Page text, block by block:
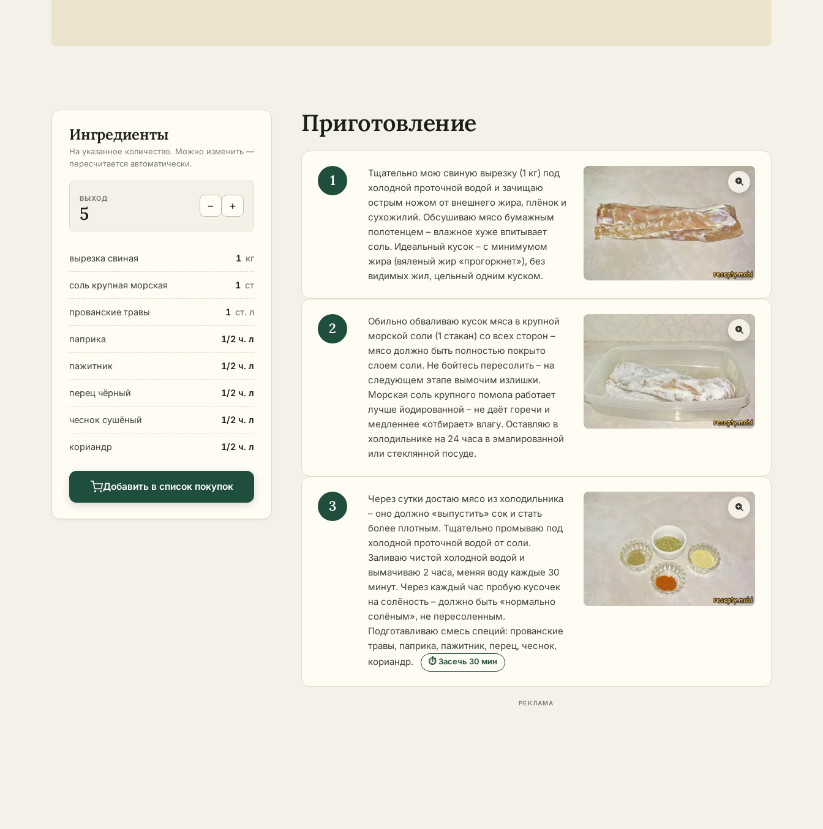
Ингредиенты
На указанное количество. Можно изменить —
пересчитается автоматически.
ВЫХОД
5 − +
вырезка свиная 1 кг
соль крупная морская 1 ст
прованские травы 1 ст. л
паприка 1/2 ч. л
пажитник 1/2 ч. л
перец чёрный 1/2 ч. л
чеснок сушёный 1/2 ч. л
кориандр 1/2 ч. л
Добавить в список покупок
Приготовление
Тщательно мою свиную вырезку (1 кг) под
холодной проточной водой и зачищаю
острым ножом от внешнего жира, плёнок и
сухожилий. Обсушиваю мясо бумажным
полотенцем – влажное хуже впитывает
соль. Идеальный кусок – с минимумом
жира (вяленый жир «прогоркнет»), без
видимых жил, цельный одним куском.
Обильно обваливаю кусок мяса в крупной
морской соли (1 стакан) со всех сторон –
мясо должно быть полностью покрыто
слоем соли. Не бойтесь пересолить – на
следующем этапе вымочим излишки.
Морская соль крупного помола работает
лучше йодированной – не даёт горечи и
медленнее «отбирает» влагу. Оставляю в
холодильнике на 24 часа в эмалированной
или стеклянной посуде.
Через сутки достаю мясо из холодильника
– оно должно «выпустить» сок и стать
более плотным. Тщательно промываю под
холодной проточной водой от соли.
Заливаю чистой холодной водой и
вымачиваю 2 часа, меняя воду каждые 30
минут. Через каждый час пробую кусочек
на солёность – должно быть «нормально
солёным», не пересоленным.
Подготавливаю смесь специй: прованские
травы, паприка, пажитник, перец, чеснок,
кориандр.
⏱ Засечь 30 мин